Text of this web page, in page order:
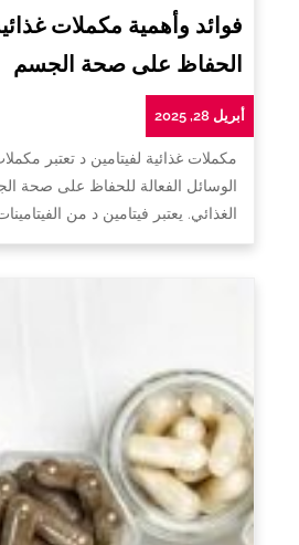
فوائد وأهمية مكملات
الحفاظ على صحة الجسم
أبريل 28, 2025
مكملات غذائية لفيتامين د تعتبر
الوسائل الفعالة للحفاظ على صحة
الغذائي. يعتبر فيتامين د من